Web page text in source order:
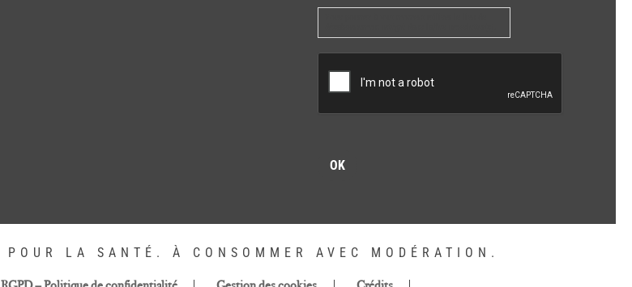
POUR LA SANTÉ. À CONSOMMER AVEC MODÉRATION.